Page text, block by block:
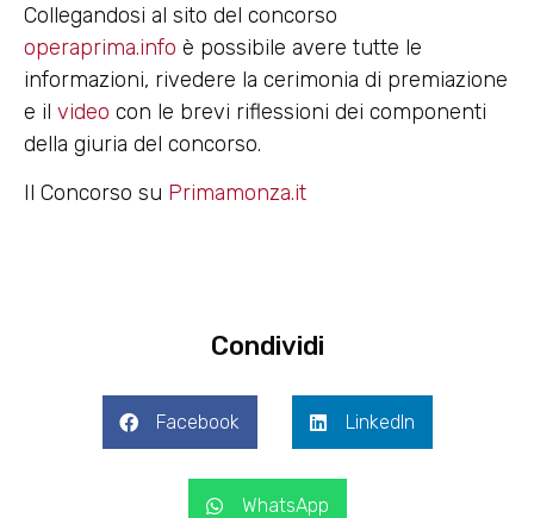
Collegandosi al sito del concorso
operaprima.info è possibile avere tutte le
informazioni, rivedere la cerimonia di premiazione
e il video con le brevi riflessioni dei componenti
della giuria del concorso.
Il Concorso su Primamonza.it
Condividi
Facebook LinkedIn
WhatsApp